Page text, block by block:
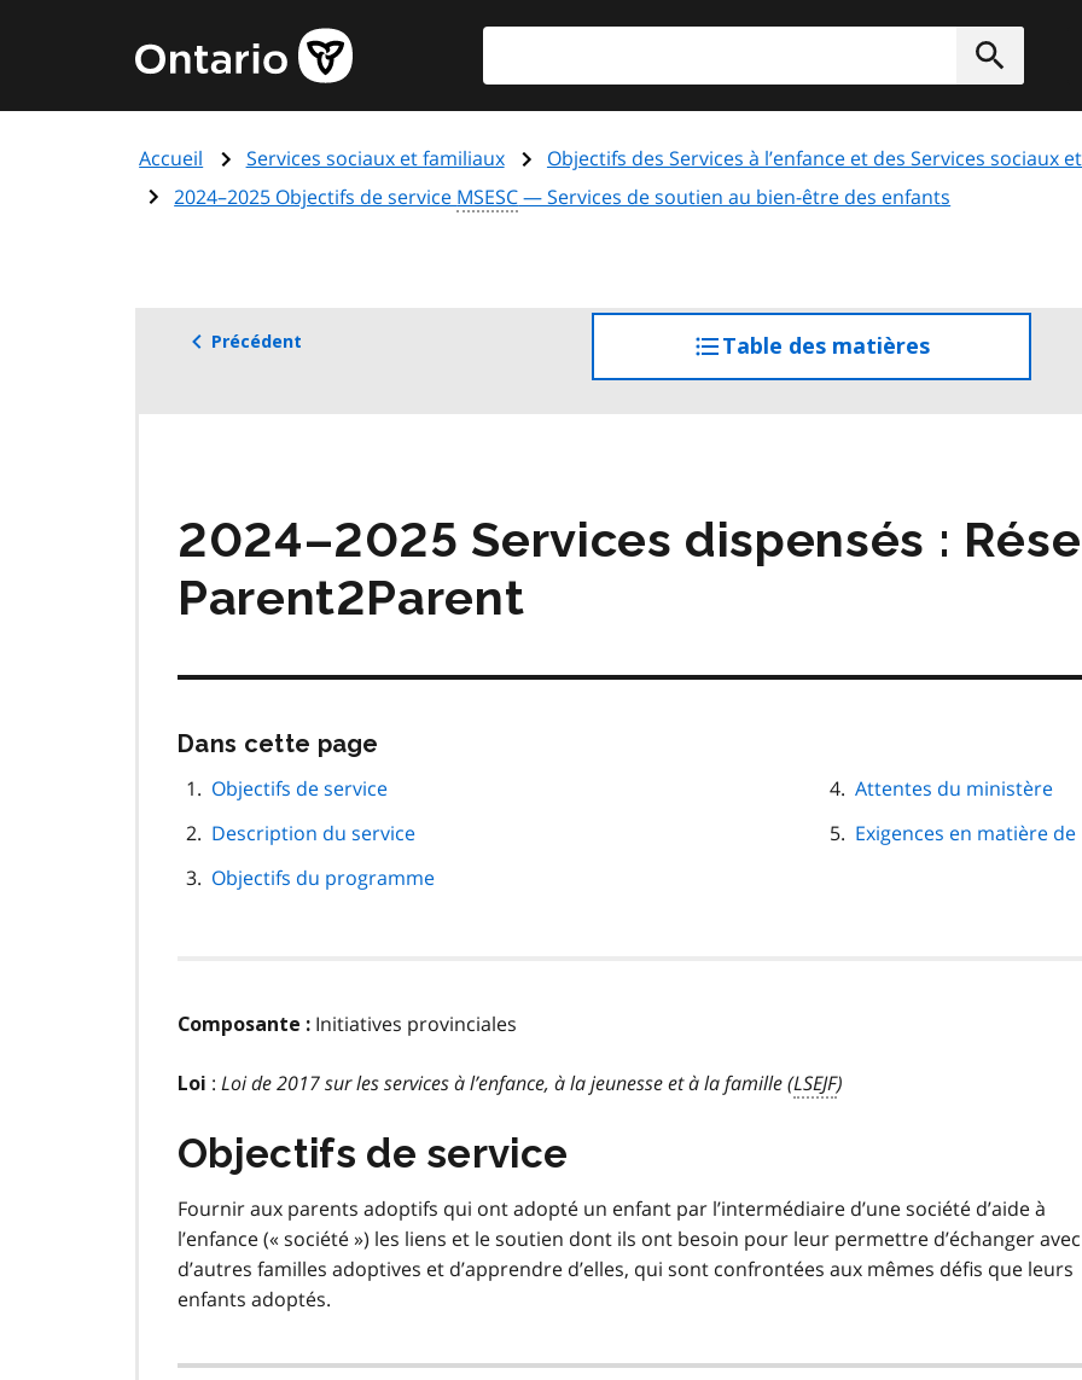
principal
Page
d'accueil
de
l'Ontario
Accueil Services sociaux et familiaux
Objectifs des Services à l’enfance et des Services sociaux
2024–2025 Objectifs de service MSESC— Services de soutien au bien-être des enfants
Précédent Table des matièresaccéder
à
2024–2025 Services dispensés :
Parent2Parent
Dans cette page
page
Objectifs de service
Description du service
Objectifs du programme
Attentes du ministère
Exigences en matière
Composante : Initiatives provinciales
Loi : Loi de 2017 sur les services à l’enfance, à la jeunesse et à la famille (LSEJF)
Objectifs de service
Fournir aux parents adoptifs qui ont adopté un enfant par l’intermédiaire d’une société d’aide à
l’enfance (« société ») les liens et le soutien dont ils ont besoin pour leur permettre d’échanger avec
d’autres familles adoptives et d’apprendre d’elles, qui sont confrontées aux mêmes défis que leurs
enfants adoptés.